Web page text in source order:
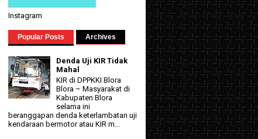
Instagram
Popular Posts Archives
Denda Uji KIR Tidak
Mahal
KIR di DPPKKI Blora
Blora – Masyarakat di
Kabupaten Blora
selama ini
beranggapan denda keterlambatan uji
kendaraan bermotor atau KIR m...